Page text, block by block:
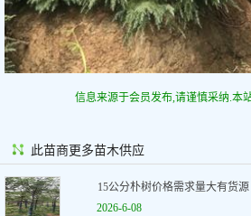
信息来源于会员发布,请谨慎采纳.本
此苗商更多苗木供应
15公分朴树价格需求量大有货源
2026-6-08